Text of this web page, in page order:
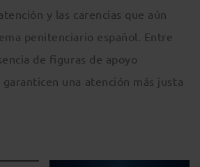
y las carencias que aún
penitenciario español. Entre
de figuras de apoyo
garanticen una atención más justa